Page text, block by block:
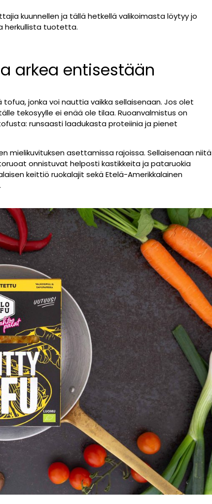
kuunnellen ja tällä hetkellä valikoimasta löytyy jo
herkullista tuotetta.
arkea entisestään
jonka voi nauttia vaikka sellaisenaan. Jos olet
tekosyylle ei enää ole tilaa. Ruoanvalmistus on
runsaasti laadukasta proteiinia ja pienet
mielikuvituksen asettamissa rajoissa. Sellaisenaan niitä
onnistuvat helposti kastikkeita ja pataruokia
keittiö ruokalajit sekä Etelä-Amerikkalainen